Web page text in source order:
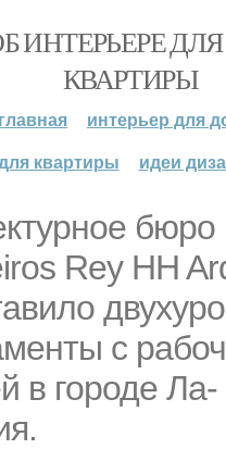
ИНТЕРЬЕРЕ
КВАРТИРЫ
главная
интерьер для
квартиры
идеи
бюро
Rey HH
с
в городе Ла-